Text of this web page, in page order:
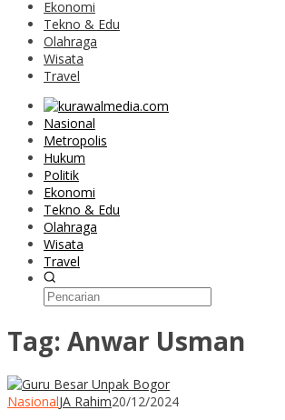
Ekonomi
Tekno & Edu
Olahraga
Wisata
Travel
Nasional
Metropolis
Hukum
Politik
Ekonomi
Tekno & Edu
Olahraga
Wisata
Travel
Tag: Anwar Usman
NasionalJA Rahim20/12/2024